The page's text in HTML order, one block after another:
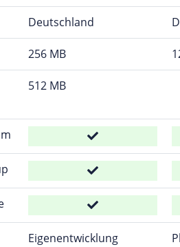
Deutschland
256 MB
512 MB
Eigenentwicklung